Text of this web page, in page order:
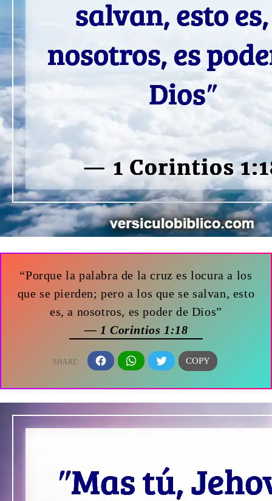
“Porque la palabra de la cruz es locura a los
que se pierden; pero a los que se salvan, esto
es, a nosotros, es poder de Dios”
— 1 Corintios 1:18